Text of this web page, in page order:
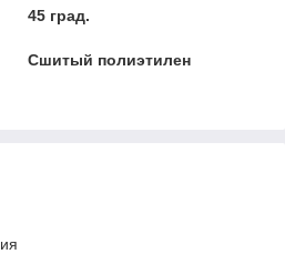
45 град.
Сшитый полиэтилен